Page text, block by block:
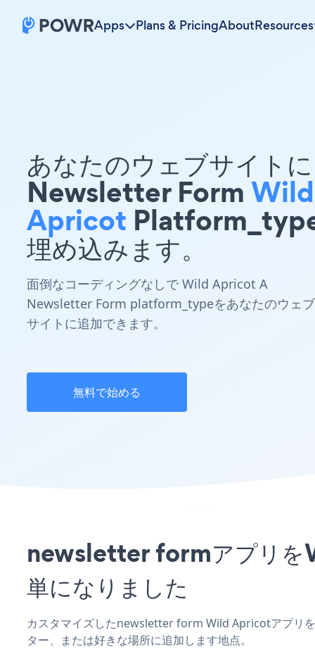
Apps Plans & PricingAboutResources
あなたのウェブサイト
Newsletter FormWild
Apricot
埋め込みます。
面倒なコーディングなしで Wild Apricot A
Newsletter Form platform_typeをあなたのウェブ
サイトに追加できます。
無料で始める
newsletter formアプリを
単になりました
カスタマイズしたnewsletter form Wild Apricotアプリ
ター、または好きな場所に追加します地点。